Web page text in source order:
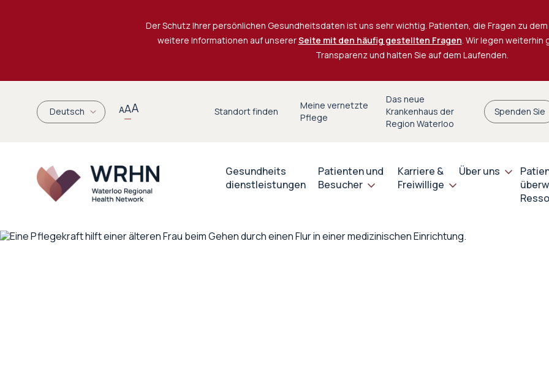
Der Schutz Ihrer persönlichen Gesundheitsdaten ist uns sehr wichtig. Patienten, die Fragen zu
weitere Informationen auf unsererSeite mit den häufig gestellten Fragen. Wir legen weiterhin
Transparenz und halten Sie auf dem Laufenden.
Deutsch AAA Standort finden
Meine vernetzte
Pflege
Das neue
Krankenhaus der
Region Waterloo
Spenden Sie
Gesundheits
dienstleistungen
Patienten und
Besucher
Karriere &
Freiwillige
Über uns